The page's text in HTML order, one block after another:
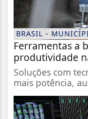
BRASIL -
Ferramentas a
produtividade
Soluções com
mais potência,